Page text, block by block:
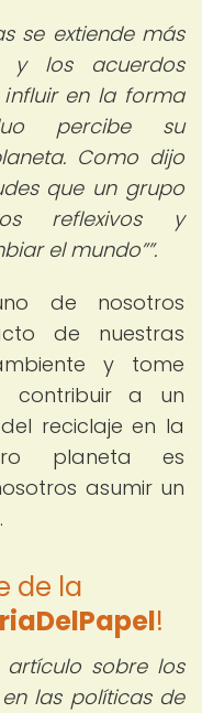
se extiende más
y los acuerdos
en la forma
percibe su
Como dijo
que un grupo
reflexivos y
el mundo” .
de nosotros
de nuestras
y tome
contribuir a un
reciclaje en la
planeta es
asumir un
de la
!
artículo sobre los
las políticas de